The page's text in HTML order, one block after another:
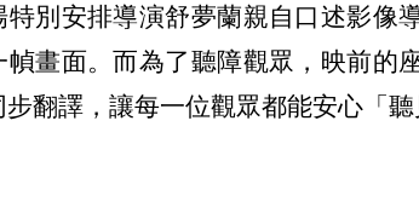
特別安排導演舒夢蘭親自口述影像
幀畫面。而為了聽障觀眾，映前的
步翻譯，讓每一位觀眾都能安心「聽